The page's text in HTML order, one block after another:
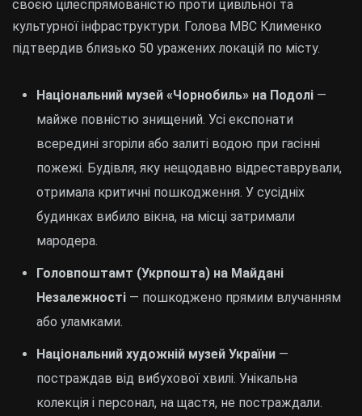
своєю цілеспрямованістю проти цивільної та
культурної інфраструктури. Голова МВС Клименко
підтвердив близько 50 уражених локацій по місту.
Національний музей «Чорнобиль» на Подолі —
майже повністю знищений. Усі експонати
всередині згоріли або залиті водою при гасінні
пожежі. Будівля, яку нещодавно відреставрували,
отримала критичні пошкодження. У сусідніх
будинках вибило вікна, на місці затримали
мародера.
Головпоштамт (Укрпошта) на Майдані
Незалежності — пошкоджено прямим влучанням
або уламками.
Національний художній музей України —
постраждав від вибухової хвилі. Унікальна
колекція і персонал, на щастя, не постраждали.